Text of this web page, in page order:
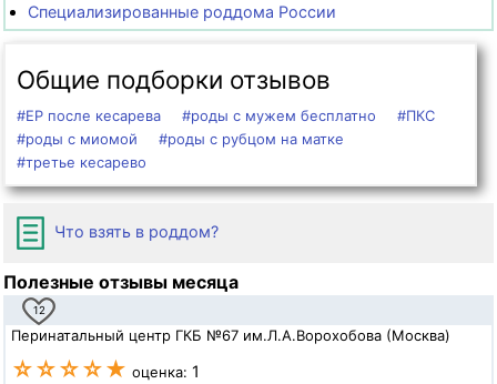
Специализированные роддома России
Общие подборки отзывов
#ЕР после кесарева #роды с мужем бесплатно
#ПКС
#роды с миомой
#роды с рубцом на матке
#третье кесарево
Что взять в роддом?
Полезные отзывы месяца
12
Перинатальный центр ГКБ №67 им.Л.А.Ворохобова (Москва)
☆☆☆☆★ оценка: 1